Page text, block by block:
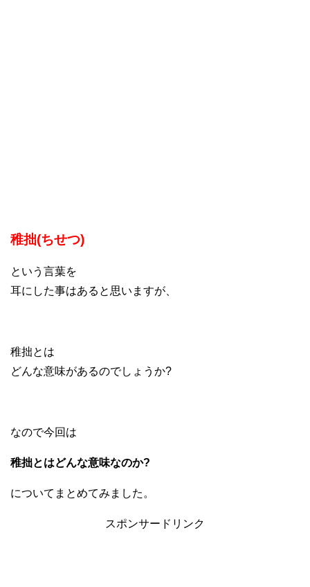
稚拙(ちせつ)
という言葉を
耳にした事はあると思いますが、
稚拙とは
どんな意味があるのでしょうか?
なので今回は
稚拙とはどんな意味なのか?
についてまとめてみました。
スポンサードリンク